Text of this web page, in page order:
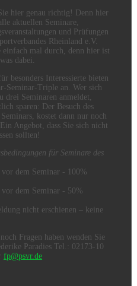
hier genau richtig! Denn hier
aktuellen Seminare,
und Prüfungen
Rheinland e.V.
einfach mal durch, denn hier ist
dabei.
besonders Interessierte bieten
Seminar-Triple an. Wer sich
drei Seminaren anmeldet,
sparen: Der Besuch des
kostet dann nur noch
Angebot, dass Sie sich nicht
sollten!
für Seminare des
vor dem Seminar - 100%
vor dem Seminar - 50%
nicht erschienen – keine
Fragen haben wenden Sie
Paradies Tel.: 02173-10
fp@psvr.de